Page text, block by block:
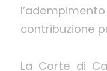
contribuzione
La Corte di